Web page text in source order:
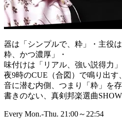
器は「シンプルで、粋」・主役
粋、かつ濃厚」・
味付けは「リアル、強い説得力」
夜9時のCUE（合図）で鳴り出す
音に潜む内側、つまり「粋」を
書きのない、真剣邦楽選曲SHOW
Every Mon.-Thu. 21:00～22:54